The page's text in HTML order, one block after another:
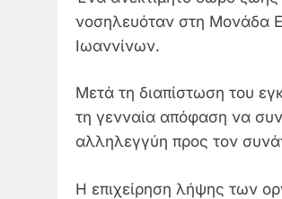
νοσηλευόταν στη Μονάδα
Ιωαννίνων.
Μετά τη διαπίστωση του
τη γενναία απόφαση να
αλληλεγγύη προς τον
Η επιχείρηση λήψης των